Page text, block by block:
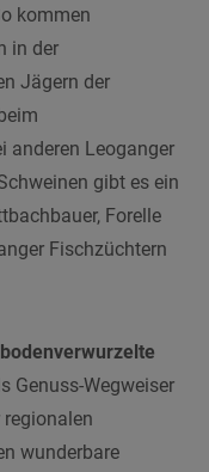
kommen
in der
Jägern der
anderen Leoganger
gibt es ein
Forelle
Fischzüchtern
bodenverwurzelte
Genuss-Wegweiser
wunderbare